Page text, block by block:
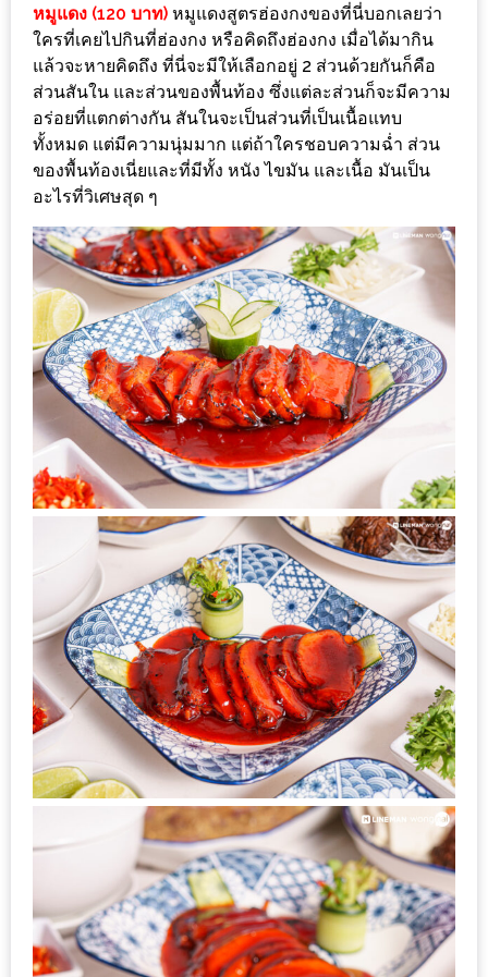
เกิน
200
บาท
รีวิว
ดี
กับ
วงใน
แจก
ฟรี
LINE
GIFTCODE!
ลายแทง
ความ
อร่อย
ทั่ว
เชียงใหม่
ลุ้น
บัตร
รับ
ประทาน
บุฟเฟ่ต์
ฟรี
ที่
LE
CRYSTAL
เชียงใหม่
ฟรี
2
ท่าน
หมูแดง (120 บาท) หมูแดงสูตรฮ่องกงของที่นี่บอกเลยว่า
ใครที่เคยไปกินที่ฮ่องกง หรือคิดถึงฮ่องกง เมื่อได้มากิน
แล้วจะหายคิดถึง ที่นี่จะมีให้เลือกอยู่ 2 ส่วนด้วยกันก็คือ
ส่วนสันใน และส่วนของพื้นท้อง ซึ่งแต่ละส่วนก็จะมีความ
อร่อยที่แตกต่างกัน สันในจะเป็นส่วนที่เป็นเนื้อแทบ
ทั้งหมด แต่มีความนุ่มมาก แต่ถ้าใครชอบความฉ่ำ ส่วน
ของพื้นท้องเนี่ยและที่มีทั้ง หนัง ไขมัน และเนื้อ มันเป็น
อะไรที่วิเศษสุด ๆ